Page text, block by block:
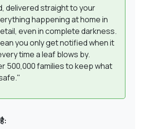
delivered straight to your
happening at home in
even in complete darkness.
you only get notified when it
time a leaf blows by.
500,000 families to keep what